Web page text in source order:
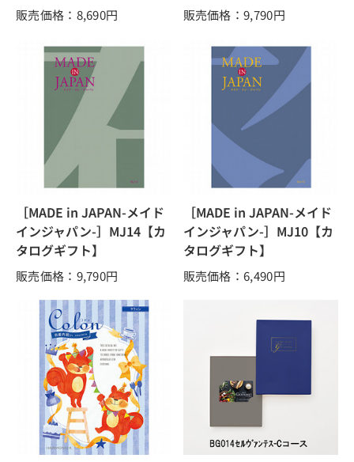
販売価格：8,690円 販売価格：9,790円
［MADE in JAPAN-メイド
インジャパン-］MJ14【カ
タログギフト】
販売価格：9,790円
［MADE in JAPAN-メイド
インジャパン-］MJ10【カ
タログギフト】
販売価格：6,490円